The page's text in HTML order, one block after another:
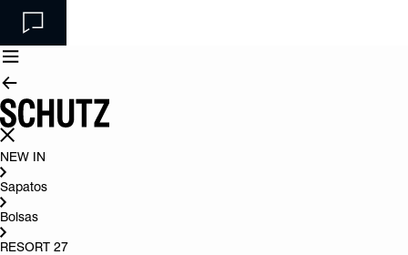
NEW IN
Sapatos
Bolsas
RESORT 27